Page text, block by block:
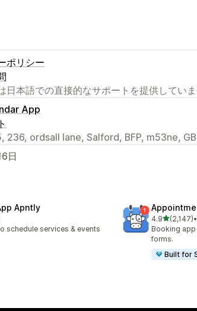
ポリシー
日本語での直接的なサポートを提供していま
App
236, ordsall lane, Salford, BFP, m53ne, GB
日
Apntly
schedule services & events
4.95つ星中
(2,147)
合計レビュー•
Booking
forms.
Built for